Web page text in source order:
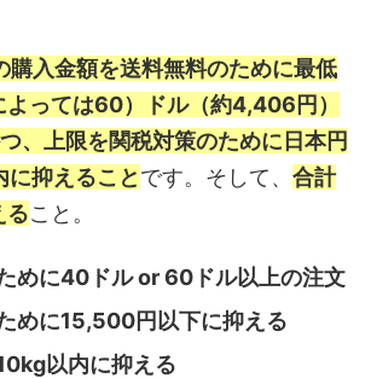
購入金額を送料無料のために最低
っては60）ドル（約4,406円）
、上限を関税対策のために日本円
抑えることです。そして、 合計
ること。
めに40ドル or 60ドル以上の注文
めに15,500円以下に抑える
以内に抑える